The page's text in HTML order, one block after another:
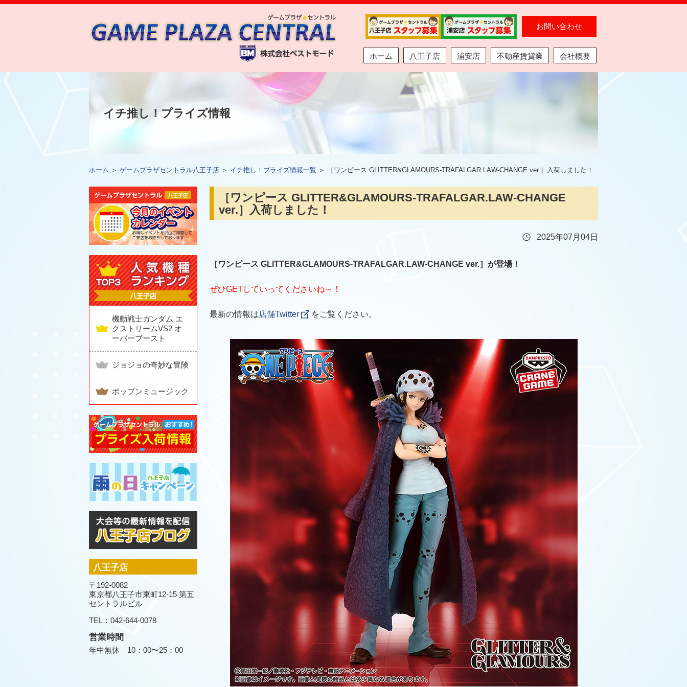
お問い合わせ
ホーム 八王子店 浦安店 不動産賃貸業 会社概要
イチ推し！プライズ情報
ホーム ＞ ゲームプラザセントラル八王子店 ＞ イチ推し！プライズ情報一覧 ＞ ［ワンピース GLITTER&GLAMOURS-TRAFALGAR.LAW-CHANGE ver.］入荷しました！
［ワンピース GLITTER&GLAMOURS-TRAFALGAR.LAW-CHANGE
ver.］入荷しました！
2025年07月04日
［ワンピース GLITTER&GLAMOURS-TRAFALGAR.LAW-CHANGE ver.］が登場！
ぜひGETしていってくださいね～！
最新の情報は店舗Twitter をご覧ください。
機動戦士ガンダム エ
クストリームVS2 オ
ーバーブースト
ジョジョの奇妙な冒険
ポップンミュージック
八王子店
〒192-0082
東京都八王子市東町12-15 第五
セントラルビル
TEL：042-644-0078
営業時間
年中無休 10：00〜25：00